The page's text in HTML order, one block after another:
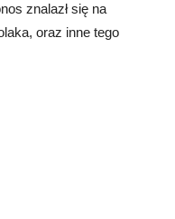
znalazł się na
oraz inne tego